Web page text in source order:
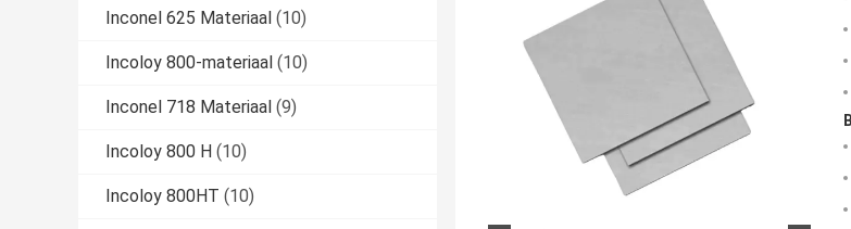
Inconel 625 Materiaal (10)
Incoloy 800-materiaal (10)
Inconel 718 Materiaal (9)
Incoloy 800 H (10)
Incoloy 800HT (10)